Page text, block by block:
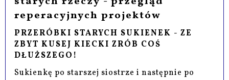
reperacyjnych projektów
PRZERÓBKI STARYCH SUKIENEK - ZE
ZBYT KUSEJ KIECKI ZRÓB COŚ
DŁUŻSZEGO!
Sukienkę po starszej siostrze i następnie po